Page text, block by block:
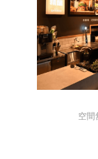
空間